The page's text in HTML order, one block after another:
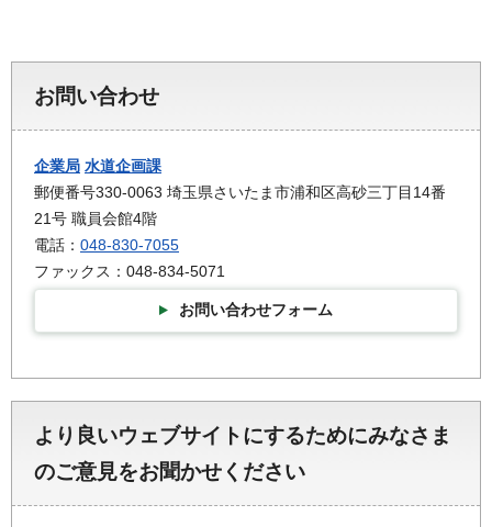
お問い合わせ
企業局 水道企画課
郵便番号330-0063 埼玉県さいたま市浦和区高砂三丁目14番
21号 職員会館4階
電話： 048-830-7055
ファックス：048-834-5071
お問い合わせフォーム
より良いウェブサイトにするためにみなさま
のご意見をお聞かせください